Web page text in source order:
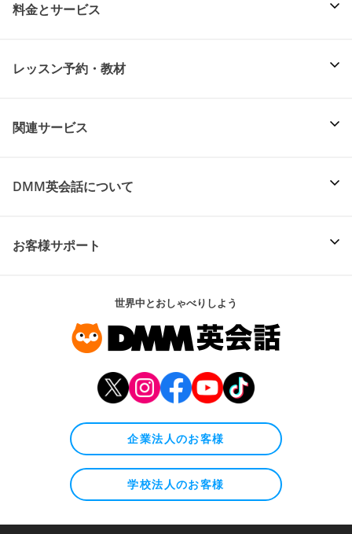
料金とサービス
レッスン予約・教材
関連サービス
DMM英会話について
お客様サポート
世界中とおしゃべりしよう
企業法人のお客様
学校法人のお客様